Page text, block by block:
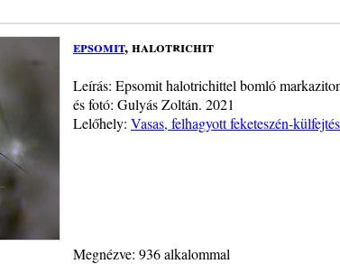
epsomit, halotrichit
Leírás: Epsomit halotrichittel bomló
és fotó: Gulyás Zoltán. 2021
Lelőhely: Vasas, felhagyott feketeszén-
Megnézve: 936 alkalommal